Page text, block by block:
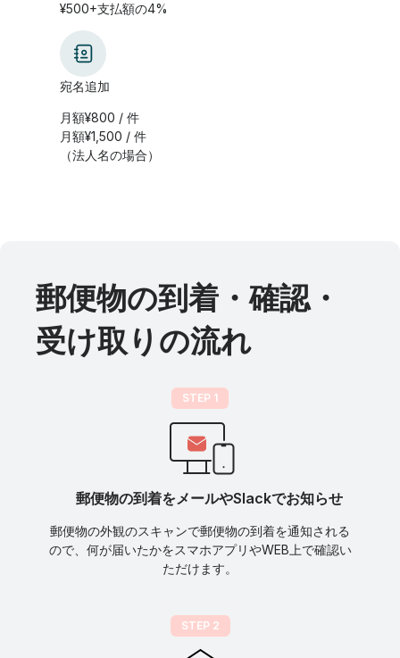
¥500+支払額の4%
宛名追加
月額¥800 / 件
月額¥1,500 / 件
（法人名の場合）
郵便物の到着・確認・
受け取りの流れ
STEP 1
郵便物の到着をメールやSlackでお知らせ
郵便物の外観のスキャンで郵便物の到着を通知される
ので、何が届いたかをスマホアプリやWEB上で確認い
ただけます。
STEP 2